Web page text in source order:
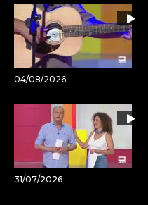
04/08/2026
31/07/2026